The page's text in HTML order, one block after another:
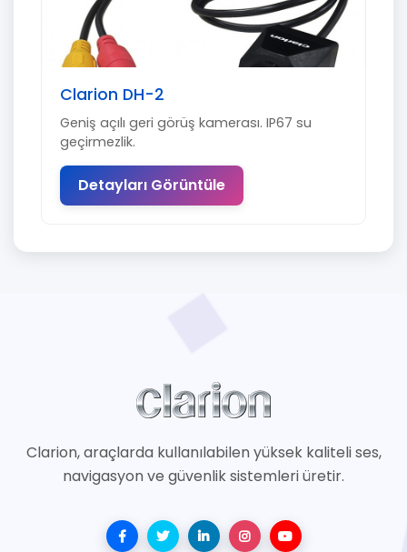
Clarion DH-2
Geniş açılı geri görüş kamerası. IP67 su
geçirmezlik.
Detayları Görüntüle
Clarion, araçlarda kullanılabilen yüksek kaliteli ses,
navigasyon ve güvenlik sistemleri üretir.